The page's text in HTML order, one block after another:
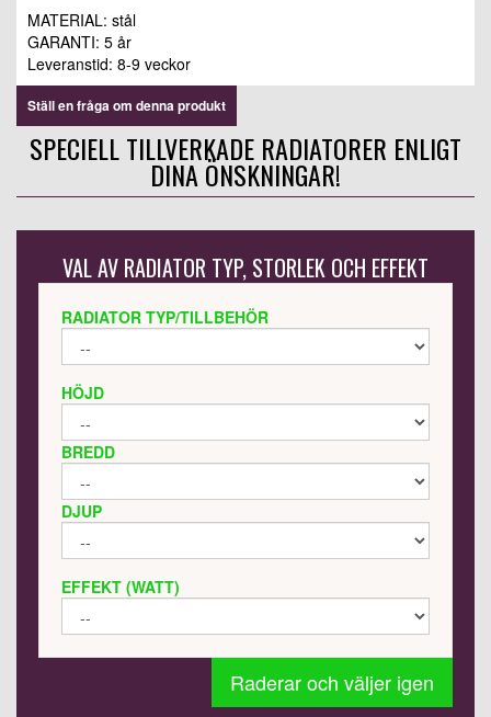
MATERIAL: stål
GARANTI: 5 år
Leveranstid: 8-9 veckor
Ställ en fråga om denna produkt
SPECIELL TILLVERKADE RADIATORER ENLIGT
DINA ÖNSKNINGAR!
VAL AV RADIATOR TYP, STORLEK OCH EFFEKT
RADIATOR TYP/TILLBEHÖR
HÖJD
BREDD
DJUP
EFFEKT (WATT)
Raderar och väljer igen